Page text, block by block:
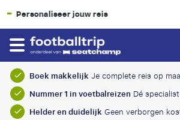
SGR-garantie
Boek makkelijk Je complete reis op
Nummer 1 in voetbalreizen Dé
Helder en duidelijk Geen verborgen